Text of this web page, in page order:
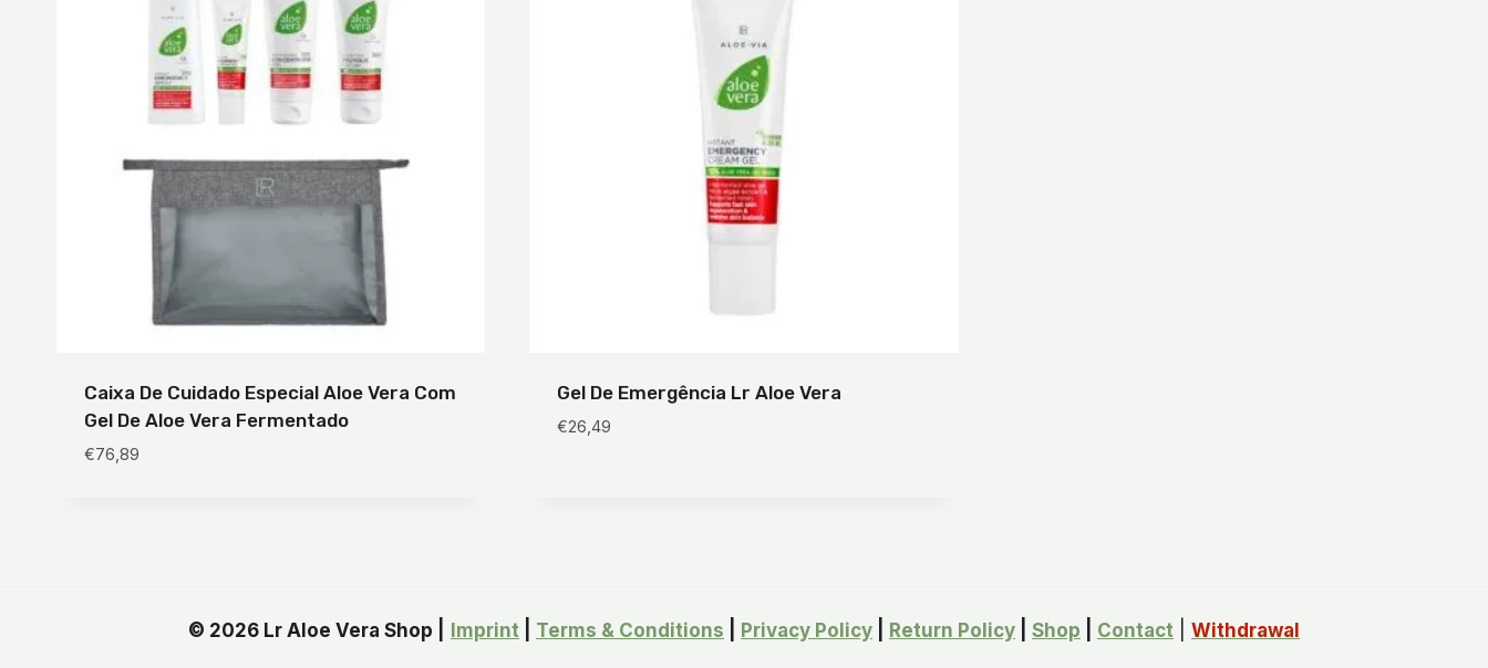
Caixa De Cuidado Especial Aloe Vera Com
Gel De Aloe Vera Fermentado
€76,89
Gel De Emergência Lr Aloe Vera
€26,49
© 2026 Lr Aloe Vera Shop | Imprint Terms & Conditions Privacy Policy Return Policy Shop Contact Withdrawal